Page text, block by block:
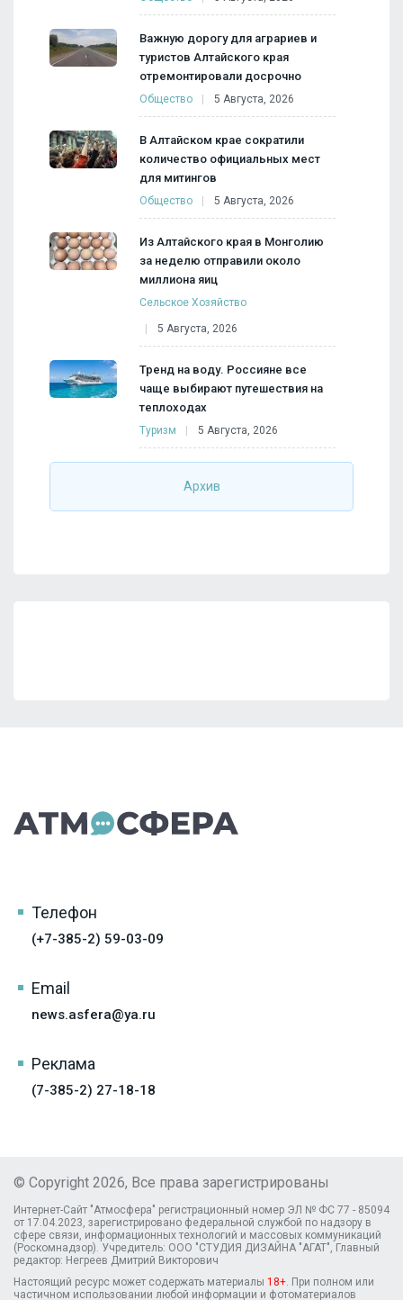
Важную дорогу для аграриев и
туристов Алтайского края
отремонтировали досрочно
Общество 5 Августа, 2026
В Алтайском крае сократили
количество официальных мест
для митингов
Общество 5 Августа, 2026
Из Алтайского края в Монголию
за неделю отправили около
миллиона яиц
Сельское Хозяйство
5 Августа, 2026
Тренд на воду. Россияне все
чаще выбирают путешествия на
теплоходах
Туризм 5 Августа, 2026
Архив
Телефон
(+7-385-2) 59-03-09
Email
news.asfera@ya.ru
Реклама
(7-385-2) 27-18-18
© Copyright 2026, Все права зарегистрированы
Интернет-Сайт "Атмосфера" регистрационный номер ЭЛ № ФС 77 - 85094
от 17.04.2023, зарегистрировано федеральной службой по надзору в
сфере связи, информационных технологий и массовых коммуникаций
(Роскомнадзор). Учредитель: ООО "СТУДИЯ ДИЗАЙНА "АГАТ", Главный
редактор: Негреев Дмитрий Викторович
Настоящий ресурс может содержать материалы 18+ . При полном или
частичном использовании любой информации и фотоматериалов